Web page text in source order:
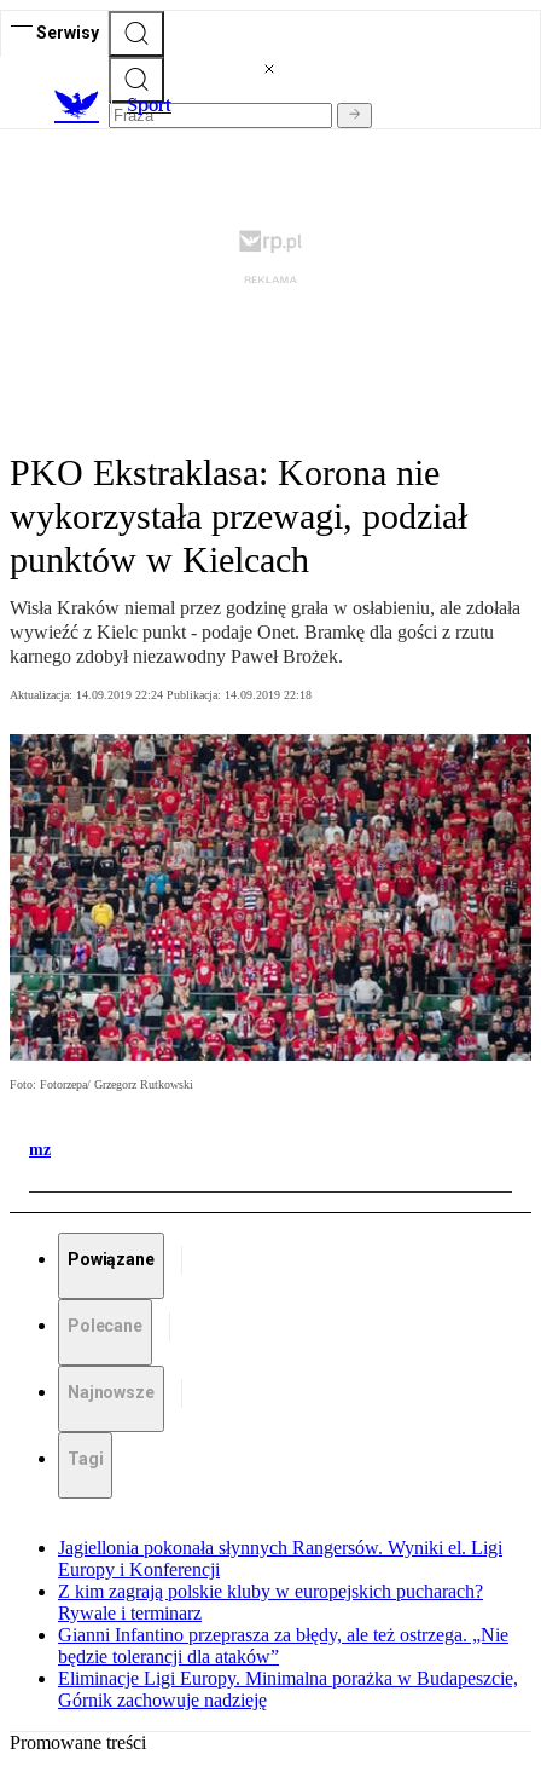
Serwisy
Sport
PKO Ekstraklasa: Korona nie
wykorzystała przewagi, podział
punktów w Kielcach
Wisła Kraków niemal przez godzinę grała w osłabieniu, ale zdołała
wywieźć z Kielc punkt - podaje Onet. Bramkę dla gości z rzutu
karnego zdobył niezawodny Paweł Brożek.
Aktualizacja: 14.09.2019 22:24 Publikacja: 14.09.2019 22:18
Foto: Fotorzepa/ Grzegorz Rutkowski
mz
Powiązane
Polecane
Najnowsze
Tagi
Jagiellonia pokonała słynnych Rangersów. Wyniki el. Ligi
Europy i Konferencji
Z kim zagrają polskie kluby w europejskich pucharach?
Rywale i terminarz
Gianni Infantino przeprasza za błędy, ale też ostrzega. „Nie
będzie tolerancji dla ataków”
Eliminacje Ligi Europy. Minimalna porażka w Budapeszcie,
Górnik zachowuje nadzieję
Promowane treści